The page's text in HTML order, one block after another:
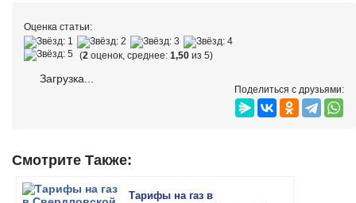
Оценка статьи:
(2 оценок, среднее: 1,50 из 5)
Загрузка...
Поделиться с друзьями:
Смотрите Также:
Тарифы на газ в